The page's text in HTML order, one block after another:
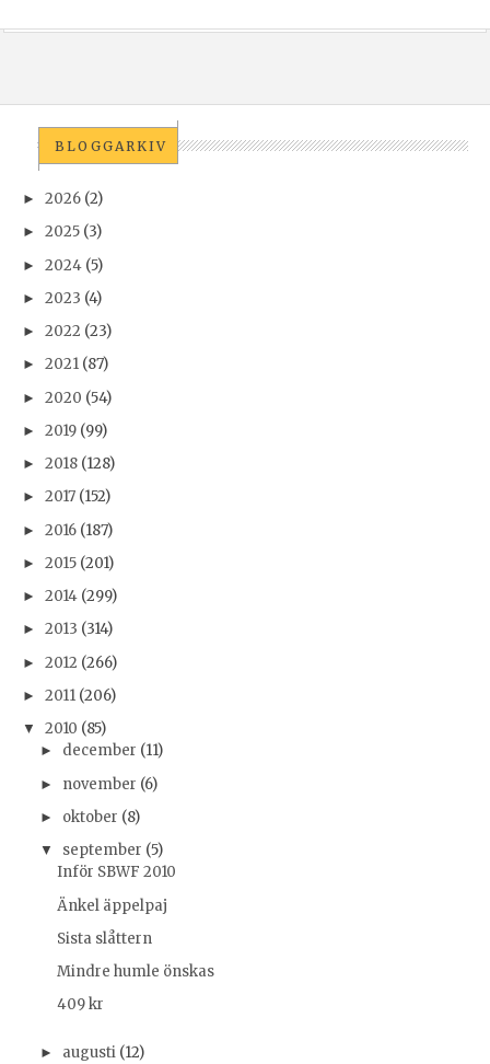
BLOGGARKIV
► 2026 (2)
► 2025 (3)
► 2024 (5)
► 2023 (4)
► 2022 (23)
► 2021 (87)
► 2020 (54)
► 2019 (99)
► 2018 (128)
► 2017 (152)
► 2016 (187)
► 2015 (201)
► 2014 (299)
► 2013 (314)
► 2012 (266)
► 2011 (206)
▼ 2010 (85)
► december (11)
► november (6)
► oktober (8)
▼ september (5)
Inför SBWF 2010
Änkel äppelpaj
Sista slåttern
Mindre humle önskas
409 kr
► augusti (12)